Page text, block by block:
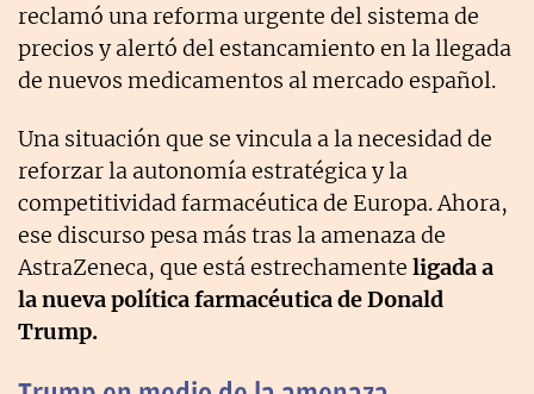
reclamó una reforma urgente del sistema de
precios y alertó del estancamiento en la llegada
de nuevos medicamentos al mercado español.
Una situación que se vincula a la necesidad de
reforzar la autonomía estratégica y la
competitividad farmacéutica de Europa. Ahora,
ese discurso pesa más tras la amenaza de
AstraZeneca, que está estrechamente ligada a
la nueva política farmacéutica de Donald
Trump.